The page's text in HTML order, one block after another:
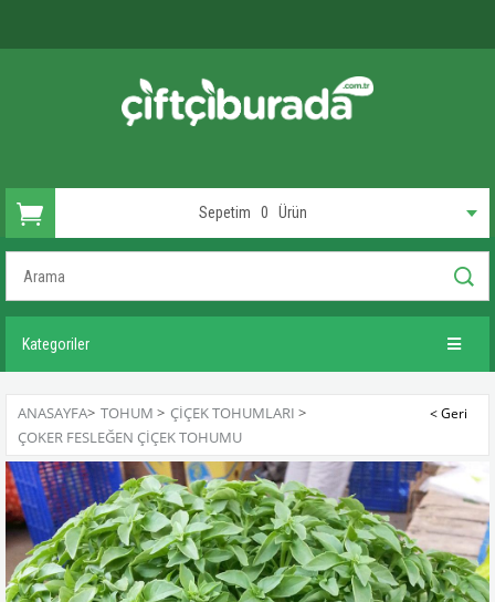
Sepetim 0 Ürün
Kategoriler
ANASAYFA> TOHUM > ÇIÇEK TOHUMLARI >
ÇOKER FESLEĞEN ÇIÇEK TOHUMU